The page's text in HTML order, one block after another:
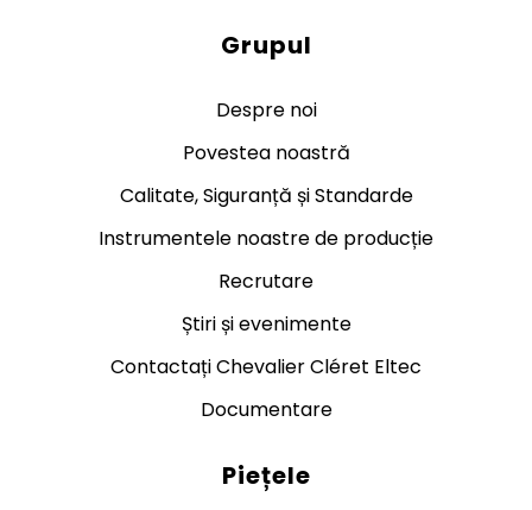
Grupul
Despre noi
Povestea noastră
Calitate, Siguranță și Standarde
Instrumentele noastre de producție
Recrutare
Știri și evenimente
Contactați Chevalier Cléret Eltec
Documentare
Piețele